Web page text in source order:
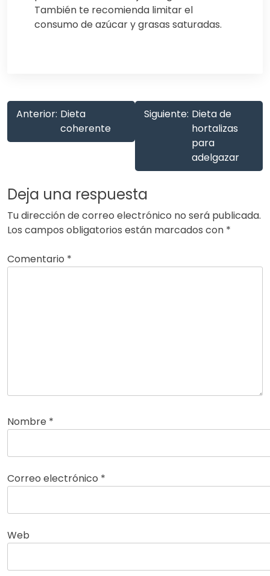
También te recomienda limitar el
consumo de azúcar y grasas saturadas.
Anterior: Dieta
coherente
Siguiente: Dieta de
hortalizas
para
adelgazar
Deja una respuesta
Tu dirección de correo electrónico no será publicada.
Los campos obligatorios están marcados con *
Comentario *
Nombre *
Correo electrónico *
Web